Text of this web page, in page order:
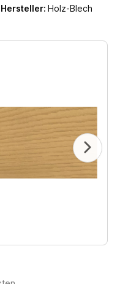
Hersteller: Holz-Blech